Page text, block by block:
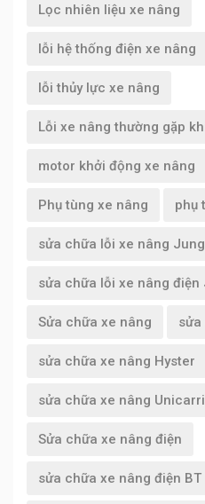
Lọc nhiên liệu xe nâng
lỗi hệ thống điện xe nâng
lỗi thủy lực xe nâng
Lỗi xe nâng thường gặp
motor khởi động xe nâng
Phụ tùng xe nâng phụ
sửa chữa lỗi xe nâng
sửa chữa lỗi xe nâng
Sửa chữa xe nâng sửa
sửa chữa xe nâng Hyster
sửa chữa xe nâng
Sửa chữa xe nâng điện
sửa chữa xe nâng điện BT